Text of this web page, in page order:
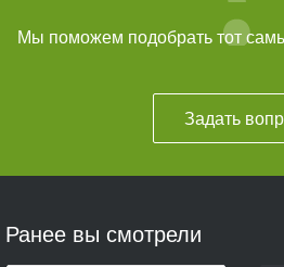
Мы поможем подобрать тот
Задать
Ранее вы смотрели